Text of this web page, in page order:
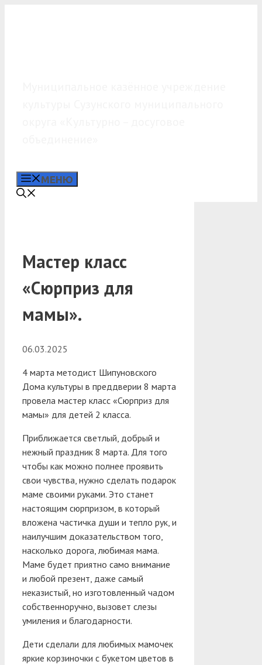
МЕНЮ
Мастер класс
«Сюрприз для
мамы».
06.03.2025
4 марта методист Шипуновского
Дома культуры в преддверии 8 марта
провела мастер класс «Сюрприз для
мамы» для детей 2 класса.
Приближается светлый, добрый и
нежный праздник 8 марта. Для того
чтобы как можно полнее проявить
свои чувства, нужно сделать подарок
маме своими руками. Это станет
настоящим сюрпризом, в который
вложена частичка души и тепло рук, и
наилучшим доказательством того,
насколько дорога, любимая мама.
Маме будет приятно само внимание
и любой презент, даже самый
неказистый, но изготовленный чадом
собственноручно, вызовет слезы
умиления и благодарности.
Дети сделали для любимых мамочек
яркие корзиночки с букетом цветов в